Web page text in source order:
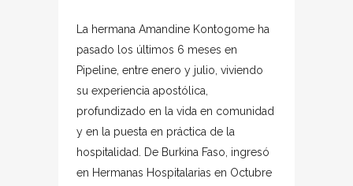
La hermana Amandine Kontogome ha
pasado los últimos 6 meses en
Pipeline, entre enero y julio, viviendo
su experiencia apostólica,
profundizado en la vida en comunidad
y en la puesta en práctica de la
hospitalidad. De Burkina Faso, ingresó
en Hermanas Hospitalarias en Octubre